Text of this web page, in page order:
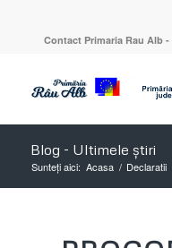
Contact Primaria Rau Alb -
Blog - Ultimele știri
Sunteți aici: Acasa / Declaratii